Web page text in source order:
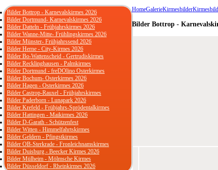
HomeGalerieKirmesbilder
Bilder Bottrop -
Bilder Bottrop - Karnevalskirmes 2026
Bilder Dortmund- Karnevalskirmes 2026
Bilder Datteln - Frühjahrskirmes 2026
Bilder Wanne-Mitte- Frühlingskirmes 2026
Bilder Münster- Frühjahrssend 2026
Bilder Herne - City-Kirmes 2026
Bilder Bo-Wattenscheid - Gertrudiskirmes
Bilder Recklinghausen - Palmkirmes
Bilder Dortmund - freDOlino Osterkirmes
Bilder Bochum- Osterkirmes 2026
Bilder Hagen - Osterkirmes 2026
Bilder Castrop-Rauxel - Frühjahrskirmes
Bilder Paderborn - Lunapark 2026
Bilder Krefeld - Frühjahrs-Sprödentalkirmes
Bilder Hattingen - Maikirmes 2026
Bilder D-Garath - Schützenfest
Bilder Witten - Himmelfahrtskirmes
Bilder Geldern - Pfingstkirmes
Bilder OB-Sterkrade - Fronleichnamskirmes
Bilder Duisburg - Beecker Kirmes 2026
Bilder Mülheim - Mölmsche Kirmes
Bilder Düsseldorf - Rheinkirmes 2026